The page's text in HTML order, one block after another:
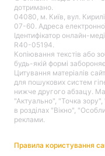
Спорт
Техно і зв'язок
Зброя
Здоров'я
Цікавинки
Екологія
дотримано.
04080, м. Київ, вул.
07-60. Адреса
Ідентифікатор онлайн-
R40-05194.
Копіювання текстів або
будь-якій формі
Цитування матеріалів
для пошукових систем
нижче другого абзацу.
"Актуально", "Точка зору",
в розділах "Вікно",
реклами.
Правила користування